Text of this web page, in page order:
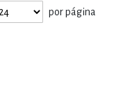
por página